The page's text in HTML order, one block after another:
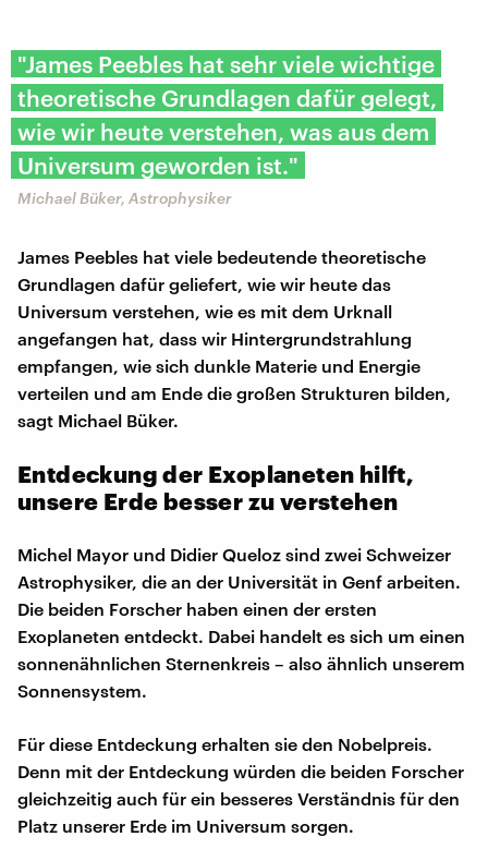
"James Peebles hat sehr viele wichtige
theoretische Grundlagen dafür gelegt,
wie wir heute verstehen, was aus dem
Universum geworden ist."
Michael Büker, Astrophysiker
James Peebles hat viele bedeutende theoretische
Grundlagen dafür geliefert, wie wir heute das
Universum verstehen, wie es mit dem Urknall
angefangen hat, dass wir Hintergrundstrahlung
empfangen, wie sich dunkle Materie und Energie
verteilen und am Ende die großen Strukturen bilden,
sagt Michael Büker.
Entdeckung der Exoplaneten hilft,
unsere Erde besser zu verstehen
Michel Mayor und Didier Queloz sind zwei Schweizer
Astrophysiker, die an der Universität in Genf arbeiten.
Die beiden Forscher haben einen der ersten
Exoplaneten entdeckt. Dabei handelt es sich um einen
sonnenähnlichen Sternenkreis – also ähnlich unserem
Sonnensystem.
Für diese Entdeckung erhalten sie den Nobelpreis.
Denn mit der Entdeckung würden die beiden Forscher
gleichzeitig auch für ein besseres Verständnis für den
Platz unserer Erde im Universum sorgen.